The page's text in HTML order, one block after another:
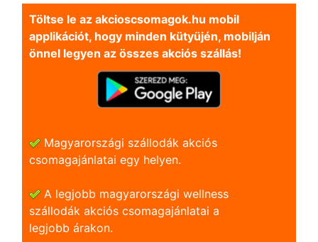
Töltse le az akcioscsomagok.hu mobil
applikációt, hogy minden kütyüjén, mobilján
önnel legyen az összes akciós szállás!
Magyarországi szállodák akciós
csomagajánlatai egy helyen.
A legjobb magyarországi wellness
szállodák akciós csomagajánlatai a
legjobb árakon.